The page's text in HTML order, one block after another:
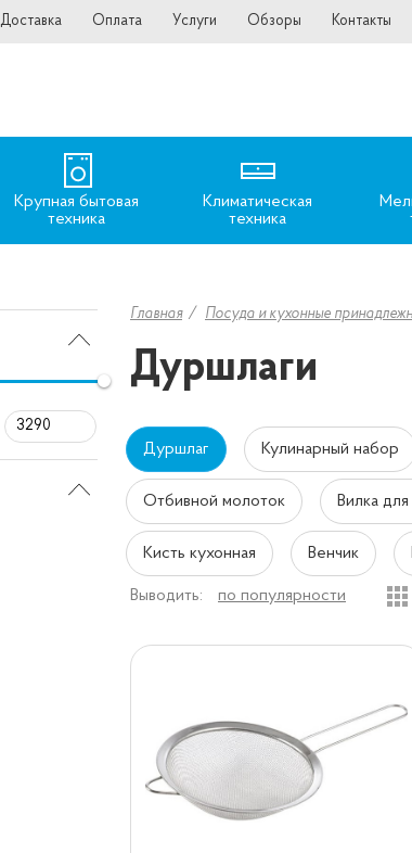
Доставка Оплата Услуги Обзоры Контакты
Крупная бытовая
техника
Климатическая
техника
Главная Посуда и кухонные
Дуршлаги
Дуршлаг Кулинарный набор
Отбивной молоток Вилка
Кисть кухонная Венчик
Выводить: по популярности